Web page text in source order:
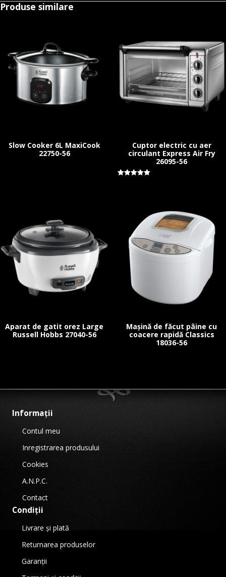
Produse similare
Slow Cooker 6L MaxiCook
22750-56
Cuptor electric cu aer
circulant Express Air Fry
26095-56
Aparat de gatit orez Large
Russell Hobbs 27040-56
Mașină de făcut pâine cu
coacere rapidă Classics
18036-56
Informații
Contul meu
Inregistrarea produsului
Cookies
A.N.P.C.
Contact
Condiții
Livrare și plată
Returnarea produselor
Garanții